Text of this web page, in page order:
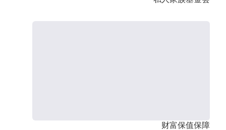
财富保值保障